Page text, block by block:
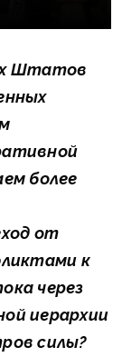
Штатов
более
от
к
через
иерархии
силы?